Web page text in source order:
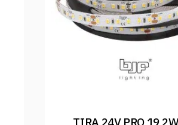
TIRA 24V PRO